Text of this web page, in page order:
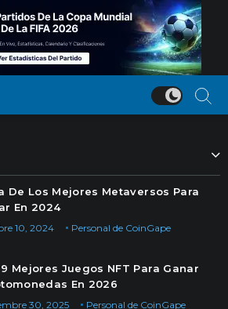
De Los Mejores Metaversos Para
En 2024
Personal de CoinGape
10, 2024
Mejores Juegos NFT Para Ganar
En 2026
Personal de CoinGape
30, 2025